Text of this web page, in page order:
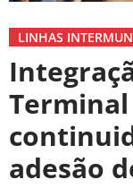
LINHAS
adesão